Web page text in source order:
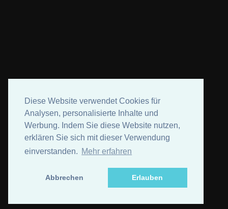
Diese Website verwendet Cookies für
Analysen, personalisierte Inhalte und
Werbung. Indem Sie diese Website nutzen,
erklären Sie sich mit dieser Verwendung
einverstanden. Mehr erfahren
Abbrechen Erlauben